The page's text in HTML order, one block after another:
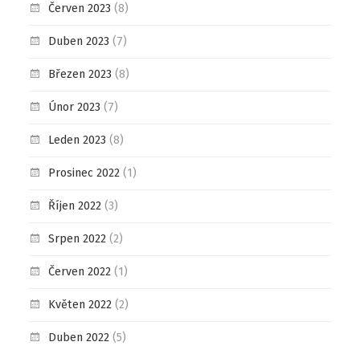
Červen 2023 (8)
Duben 2023 (7)
Březen 2023 (8)
Únor 2023 (7)
Leden 2023 (8)
Prosinec 2022(1)
Říjen 2022(3)
Srpen 2022(2)
Červen 2022(1)
Květen 2022(2)
Duben 2022(5)